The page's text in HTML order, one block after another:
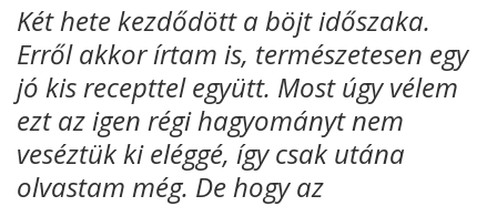
Két hete kezdődött a böjt időszaka.
Erről akkor írtam is, természetesen egy
jó kis recepttel együtt. Most úgy vélem
ezt az igen régi hagyományt nem
veséztük ki eléggé, így csak utána
olvastam még. De hogy az